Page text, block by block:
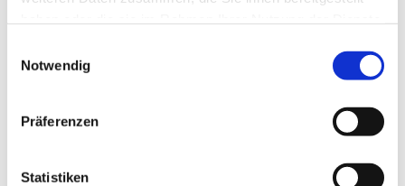
Notwendig
Präferenzen
Statistiken